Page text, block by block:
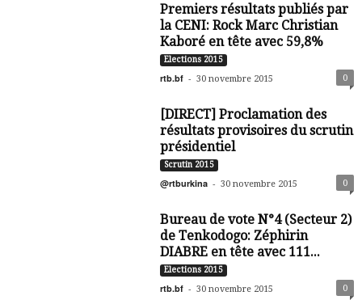
Premiers résultats publiés par
la CENI: Rock Marc Christian
Kaboré en tête avec 59,8%
Elections 2015
rtb.bf - 30 novembre 2015 0
[DIRECT] Proclamation des
résultats provisoires du scrutin
présidentiel
Scrutin 2015
@rtburkina - 30 novembre 2015 0
Bureau de vote N°4 (Secteur 2)
de Tenkodogo: Zéphirin
DIABRE en tête avec 111...
Elections 2015
rtb.bf - 30 novembre 2015 0